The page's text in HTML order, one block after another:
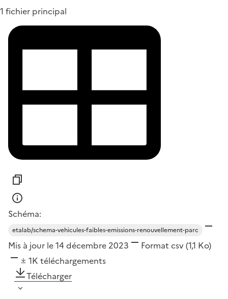
1 fichier principal
Schéma:
etalab/schema-vehicules-faibles-emissions-renouvellement-parc
Mis à jour le 14 décembre 2023 Format csv(1,1 Ko)
1K téléchargements
Télécharger